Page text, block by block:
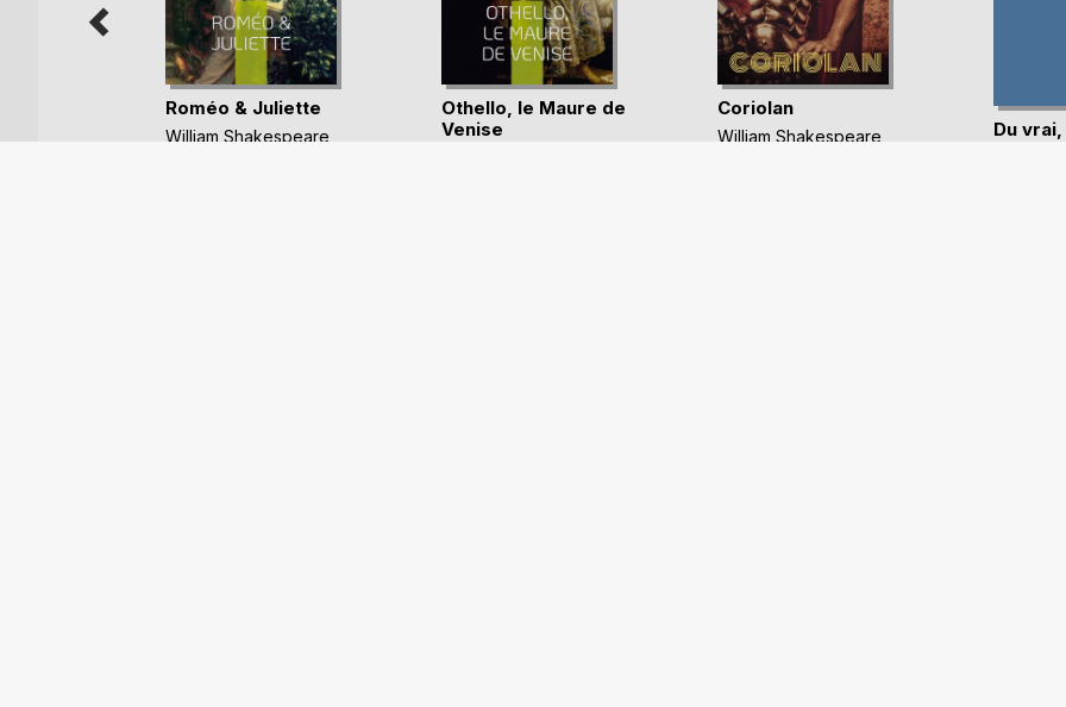
Roméo & Juliette
William Shakespeare
Othello, le Maure de
Venise
Coriolan
William Shakespeare Du